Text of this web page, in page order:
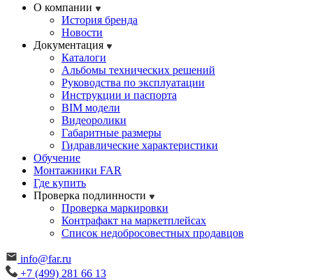
О компании
История бренда
Новости
Документация
Каталоги
Альбомы технических решений
Руководства по эксплуатации
Инструкции и паспорта
BIM модели
Видеоролики
Габаритные размеры
Гидравлические характеристики
Обучение
Монтажники FAR
Где купить
Проверка подлинности
Проверка маркировки
Контрафакт на маркетплейсах
Cписок недобросовестных продавцов
info@far.ru
+7 (499) 281 66 13